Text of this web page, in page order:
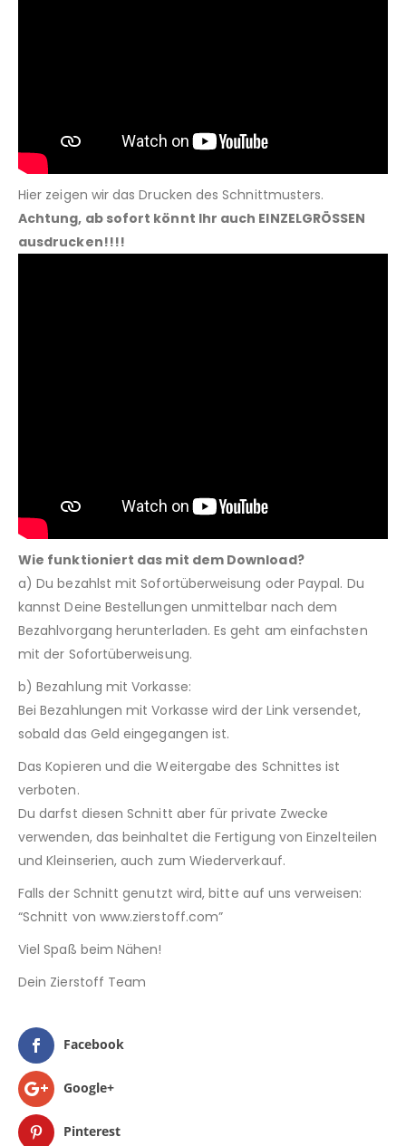
Hier zeigen wir das Drucken des Schnittmusters.
Achtung, ab sofort könnt Ihr auch EINZELGRÖSSEN
ausdrucken!!!!
Wie funktioniert das mit dem Download?
a) Du bezahlst mit Sofortüberweisung oder Paypal. Du
kannst Deine Bestellungen unmittelbar nach dem
Bezahlvorgang herunterladen. Es geht am einfachsten
mit der Sofortüberweisung.
b) Bezahlung mit Vorkasse:
Bei Bezahlungen mit Vorkasse wird der Link versendet,
sobald das Geld eingegangen ist.
Das Kopieren und die Weitergabe des Schnittes ist
verboten.
Du darfst diesen Schnitt aber für private Zwecke
verwenden, das beinhaltet die Fertigung von Einzelteilen
und Kleinserien, auch zum Wiederverkauf.
Falls der Schnitt genutzt wird, bitte auf uns verweisen:
“Schnitt von www.zierstoff.com”
Viel Spaß beim Nähen!
Dein Zierstoff Team
Facebook
Google+
Pinterest